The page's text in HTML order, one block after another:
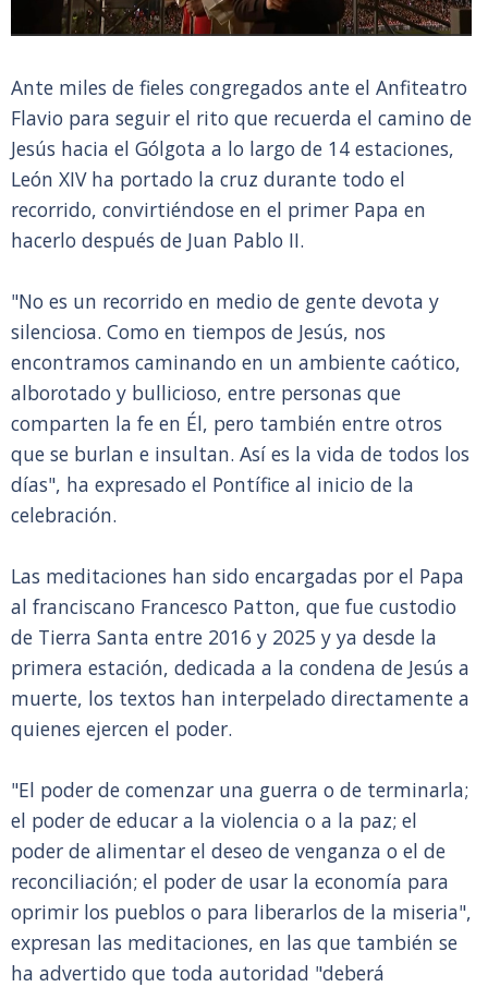
Ante miles de fieles congregados ante el Anfiteatro
Flavio para seguir el rito que recuerda el camino de
Jesús hacia el Gólgota a lo largo de 14 estaciones,
León XIV ha portado la cruz durante todo el
recorrido, convirtiéndose en el primer Papa en
hacerlo después de Juan Pablo II.
"No es un recorrido en medio de gente devota y
silenciosa. Como en tiempos de Jesús, nos
encontramos caminando en un ambiente caótico,
alborotado y bullicioso, entre personas que
comparten la fe en Él, pero también entre otros
que se burlan e insultan. Así es la vida de todos los
días", ha expresado el Pontífice al inicio de la
celebración.
Las meditaciones han sido encargadas por el Papa
al franciscano Francesco Patton, que fue custodio
de Tierra Santa entre 2016 y 2025 y ya desde la
primera estación, dedicada a la condena de Jesús a
muerte, los textos han interpelado directamente a
quienes ejercen el poder.
"El poder de comenzar una guerra o de terminarla;
el poder de educar a la violencia o a la paz; el
poder de alimentar el deseo de venganza o el de
reconciliación; el poder de usar la economía para
oprimir los pueblos o para liberarlos de la miseria",
expresan las meditaciones, en las que también se
ha advertido que toda autoridad "deberá